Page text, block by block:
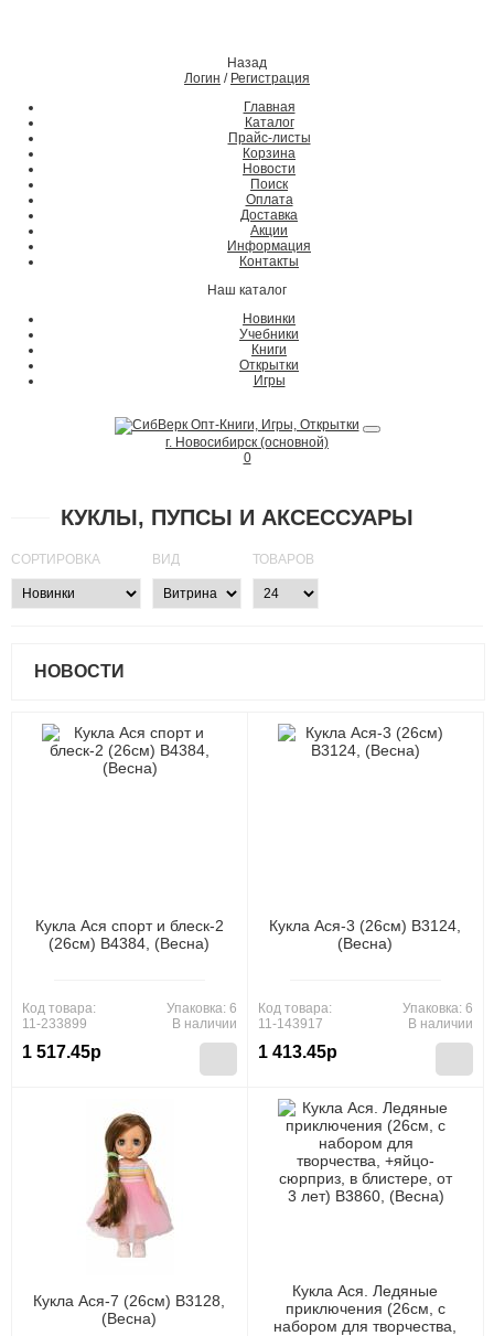
Назад
Логин / Регистрация
Главная
Каталог
Прайс-листы
Корзина
Новости
Поиск
Оплата
Доставка
Акции
Информация
Контакты
Наш каталог
Новинки
Учебники
Книги
Открытки
Игры
г. Новосибирск (основной)
0
КУКЛЫ, ПУПСЫ И АКСЕССУАРЫ
СОРТИРОВКА ВИД ТОВАРОВ
НОВОСТИ
Кукла Ася спорт и блеск-2
(26см) В4384, (Весна)
Код товара:
11-233899
1 517.45р
Упаковка: 6
В наличии
Кукла Ася-3 (26см) В3124,
(Весна)
Код товара:
11-143917
1 413.45р
Упаковка: 6
В наличии
Кукла Ася-7 (26см) В3128,
(Весна)
Кукла Ася. Ледяные
приключения (26см, с
набором для творчества,